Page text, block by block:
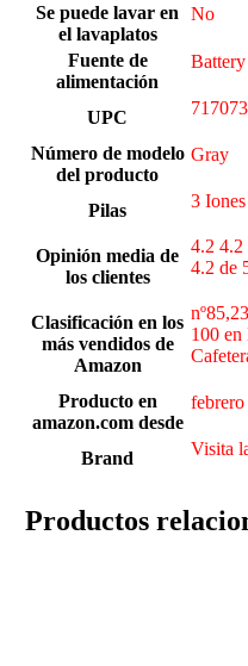
Se puede lavar en
el lavaplatos
‎No
Fuente de
alimentación
Battery
UPC
Número de modelo
del producto
Gray
Pilas 3
Opinión media de
los clientes
4.2 4.2
4.2 de
Clasificación en los
más vendidos de
Amazon
100 en
Producto en
amazon.com desde
Brand Visita
Productos